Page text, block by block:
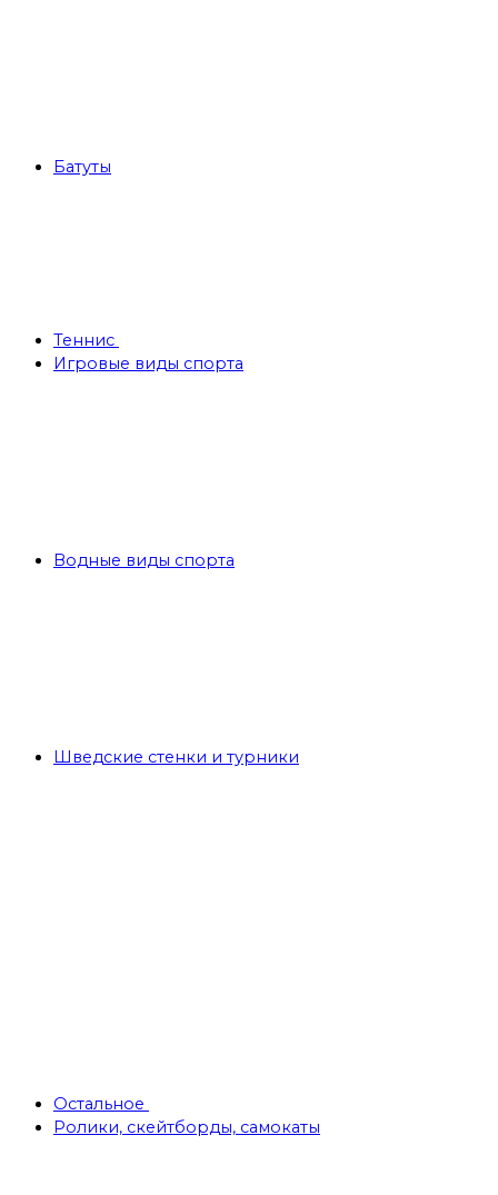
Батуты
Теннис
Игровые виды спорта
Водные виды спорта
Шведские стенки и турники
Остальное
Ролики, скейтборды, самокаты